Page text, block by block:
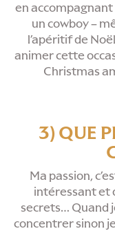
en
un cowboy –
l’apéritif de
animer cette
Christmas
3) QUE
Ma passion,
intéressant et
secrets… Quand
concentrer sinon